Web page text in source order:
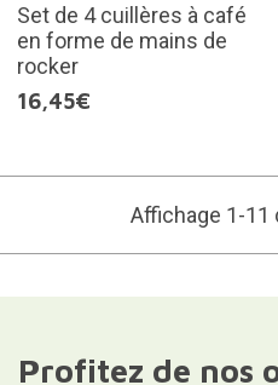
Set de 4 cuillères à café
en forme de mains de
rocker
16,45€
Affichage 1-11
Profitez de nos